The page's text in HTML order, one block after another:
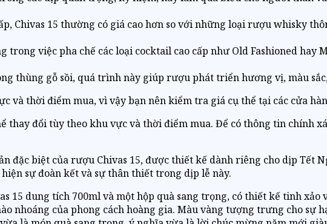
Chivas 15 thường có giá cao hơn so với những loại rượu whisky
trong việc pha chế các loại cocktail cao cấp như Old Fashioned hay
thùng gỗ sồi, quá trình này giúp rượu phát triển hương vị, màu
và thời điểm mua, vì vậy bạn nên kiểm tra giá cụ thể tại các cửa
thay đổi tùy theo khu vực và thời điểm mua. Để có thông tin chính
đặc biệt của rượu Chivas 15, được thiết kế dành riêng cho dịp Tết
sự đoàn kết và sự thân thiết trong dịp lễ này.
15 dung tích 700ml và một hộp quà sang trọng, có thiết kế tinh xảo
nhoáng của phong cách hoàng gia. Màu vàng tượng trưng cho sự